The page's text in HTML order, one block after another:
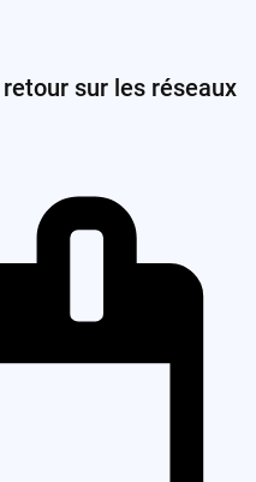
sur les réseaux